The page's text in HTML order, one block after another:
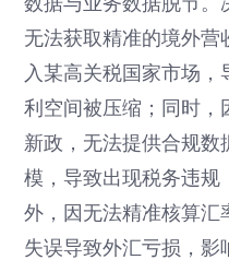
无法获取精准的境外
入某高关税国家市场
利空间被压缩；同时，
新政，无法提供合规
模，导致出现税务违规
外，因无法精准核算汇
失误导致外汇亏损，影